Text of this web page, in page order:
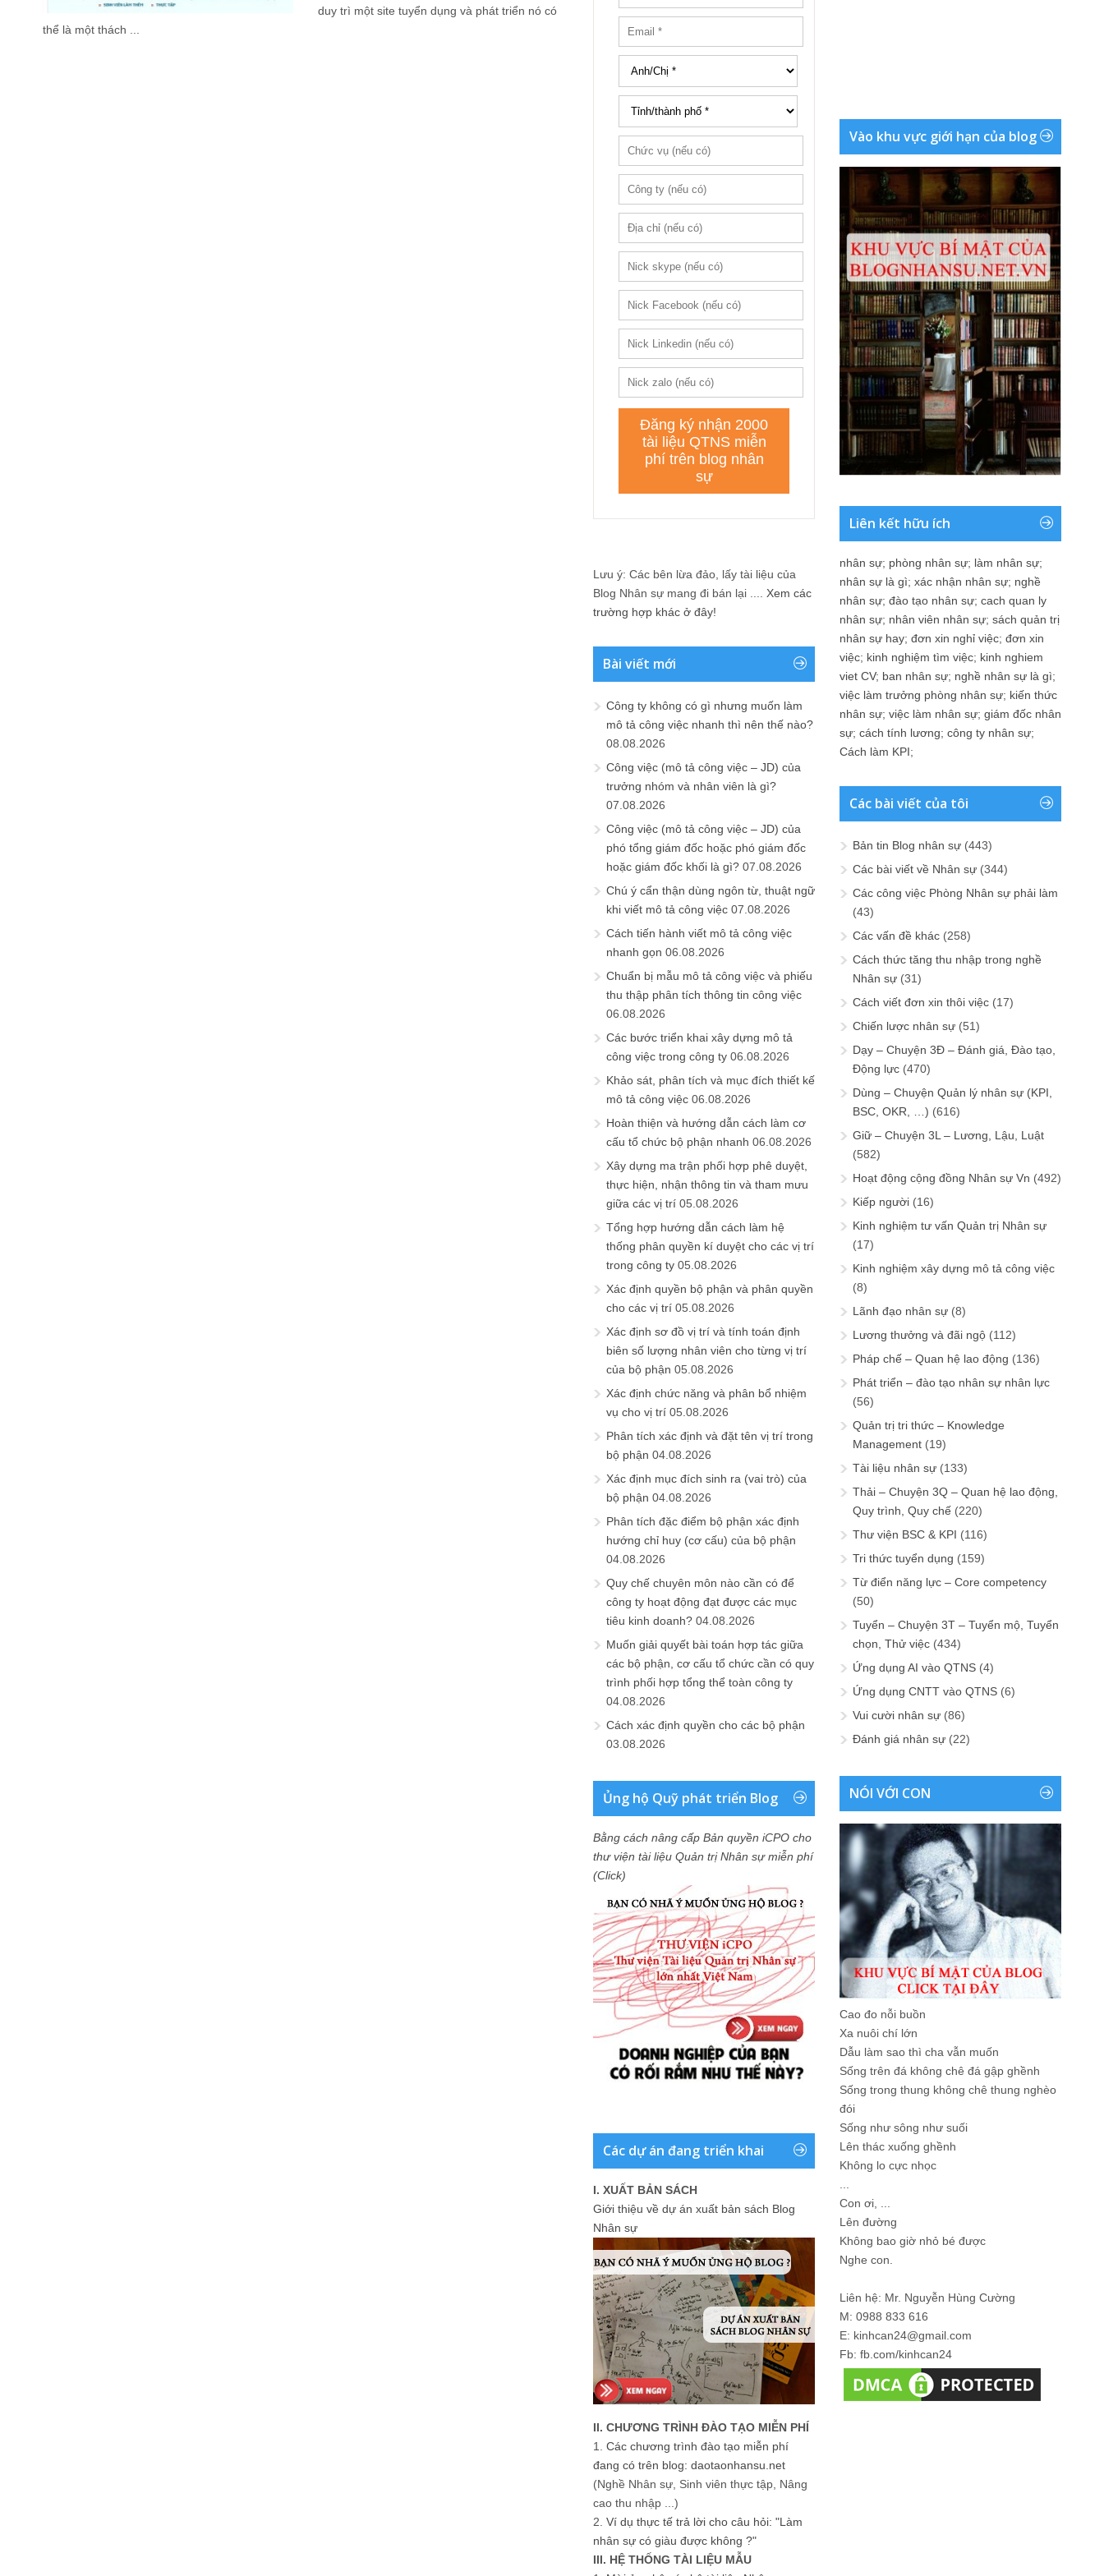
duy trì một site tuyển dụng và phát triển nó có
thể là một thách ...
Lưu ý: Các bên lừa đảo, lấy tài liệu của
Blog Nhân sự mang đi bán lại .... Xem các
trường hợp khác ở đây!
Bài viết mới
Công ty không có gì nhưng muốn làm
mô tả công việc nhanh thì nên thế nào?
08.08.2026
Công việc (mô tả công việc – JD) của
trưởng nhóm và nhân viên là gì?
07.08.2026
Công việc (mô tả công việc – JD) của
phó tổng giám đốc hoặc phó giám đốc
hoặc giám đốc khối là gì? 07.08.2026
Chú ý cẩn thận dùng ngôn từ, thuật ngữ
khi viết mô tả công việc 07.08.2026
Cách tiến hành viết mô tả công việc
nhanh gọn 06.08.2026
Chuẩn bị mẫu mô tả công việc và phiếu
thu thập phân tích thông tin công việc
06.08.2026
Các bước triển khai xây dựng mô tả
công việc trong công ty 06.08.2026
Khảo sát, phân tích và mục đích thiết kế
mô tả công việc 06.08.2026
Hoàn thiện và hướng dẫn cách làm cơ
cấu tổ chức bộ phận nhanh 06.08.2026
Xây dựng ma trận phối hợp phê duyệt,
thực hiện, nhận thông tin và tham mưu
giữa các vị trí 05.08.2026
Tổng hợp hướng dẫn cách làm hệ
thống phân quyền kí duyệt cho các vị trí
trong công ty 05.08.2026
Xác định quyền bộ phận và phân quyền
cho các vị trí 05.08.2026
Xác định sơ đồ vị trí và tính toán định
biên số lượng nhân viên cho từng vị trí
của bộ phận 05.08.2026
Xác định chức năng và phân bổ nhiệm
vụ cho vị trí 05.08.2026
Phân tích xác định và đặt tên vị trí trong
bộ phận 04.08.2026
Xác định mục đích sinh ra (vai trò) của
bộ phận 04.08.2026
Phân tích đặc điểm bộ phận xác định
hướng chỉ huy (cơ cấu) của bộ phận
04.08.2026
Quy chế chuyên môn nào cần có để
công ty hoạt động đạt được các mục
tiêu kinh doanh? 04.08.2026
Muốn giải quyết bài toán hợp tác giữa
các bộ phận, cơ cấu tổ chức cần có quy
trình phối hợp tổng thể toàn công ty
04.08.2026
Cách xác định quyền cho các bộ phận
03.08.2026
Ủng hộ Quỹ phát triển Blog
Bằng cách nâng cấp Bản quyền iCPO cho
thư viện tài liệu Quản trị Nhân sự miễn phí
(Click)
Các dự án đang triển khai
I. XUẤT BẢN SÁCH
Giới thiệu về dự án xuất bản sách Blog
Nhân sự
II. CHƯƠNG TRÌNH ĐÀO TẠO MIỄN PHÍ
1. Các chương trình đào tạo miễn phí
đang có trên blog: daotaonhansu.net
(Nghề Nhân sự, Sinh viên thực tập, Nâng
cao thu nhập ...)
2. Ví dụ thực tế trả lời cho câu hỏi: "Làm
nhân sự có giàu được không ?"
III. HỆ THỐNG TÀI LIỆU MẪU
Vào khu vực giới hạn của blog
Liên kết hữu ích
nhân sự; phòng nhân sự; làm nhân sự;
nhân sự là gì; xác nhận nhân sự; nghề
nhân sự; đào tạo nhân sự; cach quan ly
nhân sự; nhân viên nhân sự; sách quản trị
nhân sự hay; đơn xin nghỉ việc; đơn xin
việc; kinh nghiệm tìm việc; kinh nghiem
viet CV; ban nhân sự; nghề nhân sự là gì;
việc làm trưởng phòng nhân sự; kiến thức
nhân sự; việc làm nhân sự; giám đốc nhân
sự; cách tính lương; công ty nhân sự;
Cách làm KPI;
Các bài viết của tôi
Bản tin Blog nhân sự (443)
Các bài viết về Nhân sự (344)
Các công việc Phòng Nhân sự phải làm
(43)
Các vấn đề khác (258)
Cách thức tăng thu nhập trong nghề
Nhân sự (31)
Cách viết đơn xin thôi việc (17)
Chiến lược nhân sự (51)
Dạy – Chuyện 3Đ – Đánh giá, Đào tạo,
Động lực (470)
Dùng – Chuyện Quản lý nhân sự (KPI,
BSC, OKR, …) (616)
Giữ – Chuyện 3L – Lương, Lậu, Luật
(582)
Hoạt động cộng đồng Nhân sự Vn (492)
Kiếp người (16)
Kinh nghiệm tư vấn Quản trị Nhân sự
(17)
Kinh nghiệm xây dựng mô tả công việc
(8)
Lãnh đạo nhân sự (8)
Lương thưởng và đãi ngộ (112)
Pháp chế – Quan hệ lao động (136)
Phát triển – đào tạo nhân sự nhân lực
(56)
Quản trị tri thức – Knowledge
Management (19)
Tài liệu nhân sự (133)
Thải – Chuyện 3Q – Quan hệ lao động,
Quy trình, Quy chế (220)
Thư viện BSC & KPI (116)
Tri thức tuyển dụng (159)
Từ điển năng lực – Core competency
(50)
Tuyển – Chuyện 3T – Tuyển mộ, Tuyển
chọn, Thử việc (434)
Ứng dụng AI vào QTNS (4)
Ứng dụng CNTT vào QTNS (6)
Vui cười nhân sự (86)
Đánh giá nhân sự (22)
NÓI VỚI CON
Cao đo nỗi buồn
Xa nuôi chí lớn
Dẫu làm sao thì cha vẫn muốn
Sống trên đá không chê đá gập ghềnh
Sống trong thung không chê thung nghèo
đói
Sống như sông như suối
Lên thác xuống ghềnh
Không lo cực nhọc
Con ơi, ...
Lên đường
Không bao giờ nhỏ bé được
Nghe con.
Liên hệ: Mr. Nguyễn Hùng Cường
M: 0988 833 616
E: kinhcan24@gmail.com
Fb: fb.com/kinhcan24